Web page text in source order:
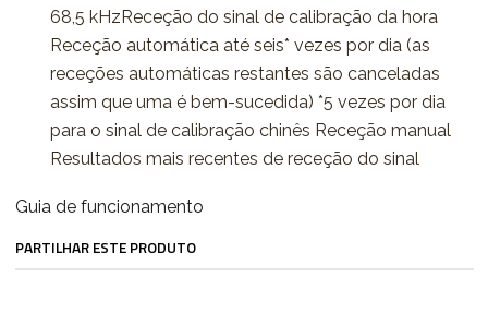
68,5 kHzReceção do sinal de calibração da hora
Receção automática até seis* vezes por dia (as
receções automáticas restantes são canceladas
assim que uma é bem-sucedida) *5 vezes por dia
para o sinal de calibração chinês Receção manual
Resultados mais recentes de receção do sinal
Guia de funcionamento
PARTILHAR ESTE PRODUTO